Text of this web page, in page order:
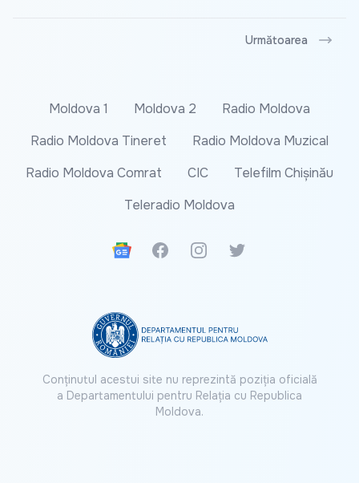
Următoarea
Moldova 1 Moldova 2
Radio Moldova
Radio Moldova Tineret
Radio Moldova Muzical
Radio Moldova Comrat
CIC
Telefilm Chișinău
Teleradio Moldova
Google News
FacebookInstagramTwitter
Conținutul acestui site nu reprezintă poziția oficială
a Departamentului pentru Relația cu Republica
Moldova.